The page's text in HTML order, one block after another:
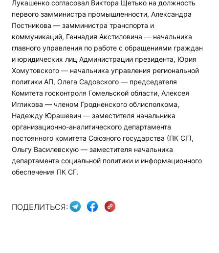
Лукашенко согласовал Виктора Щетько на должность
первого замминистра промышленности, Александра
Постникова — замминистра транспорта и
коммуникаций, Геннадия Акстиловича — начальника
главного управления по работе с обращениями граждан
и юридических лиц Администрации президента, Юрия
Хомутовского — начальника управления региональной
политики АП, Олега Садовского — председателя
Комитета госконтроля Гомельской области, Алексея
Игликова — членом Гродненского облисполкома,
Надежду Юрашевич — заместителя начальника
организационно-аналитического департамента
постоянного комитета Союзного государства (ПК СГ),
Ольгу Василевскую — заместителя начальника
департамента социальной политики и информационного
обеспечения ПК СГ.
ПОДЕЛИТЬСЯ: